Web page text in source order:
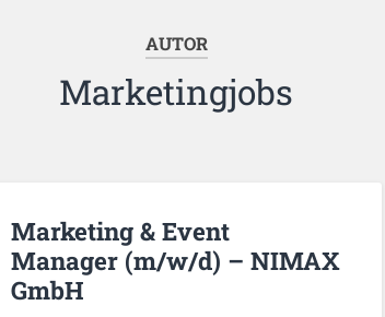
AUTOR
Marketingjobs
Marketing & Event
Manager (m/w/d) – NIMAX
GmbH